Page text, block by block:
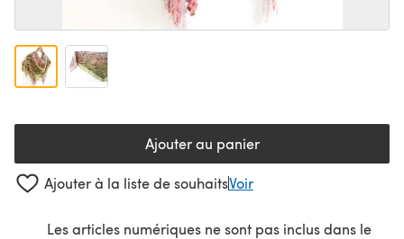
Ajouter au panier
Ajouter à la liste de souhaitsVoir
Les articles numériques ne sont pas inclus dans le